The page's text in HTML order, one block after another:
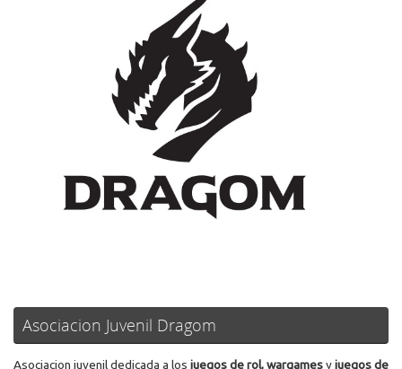
Asociacion Juvenil Dragom
Asociacion juvenil dedicada a los juegos de rol, wargamesyjuegos de